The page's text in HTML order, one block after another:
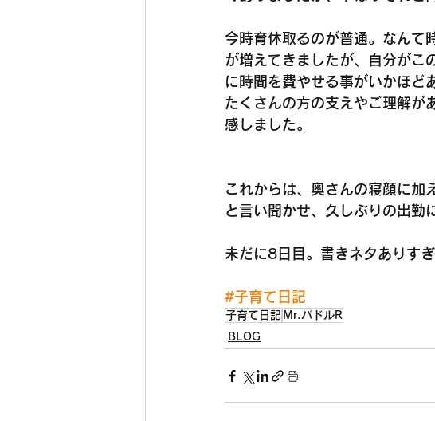
今時育休取るのが普通。なんて
が増えてきましたが、自分がこ
に時間を費やせる事がいかほど
たくさんの方の支えやご理解が
感しました。
これからは、奥さんの寝顔に加
と言い聞かせ、久しぶりの出勤
未だに8日目。書きネタありすぎ
#子育て日記
子育て日記 Mr.パドルR
BLOG